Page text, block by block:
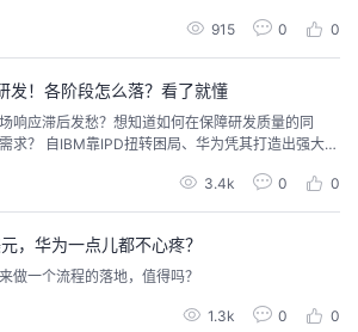
还是炸酸奶？那串红彤彤的辣度到底几颗星？网红
会直接爆痘？更别提那些加了各种酱料的奇怪组合，
915 0 0
发！各阶段怎么落？看了就懂
响应滞后发愁？想知道如何在保障研发质量的同
造出强大研
3.4k 0 0
，华为一点儿都不心疼？
做一个流程的落地，值得吗？
1.3k 0 0